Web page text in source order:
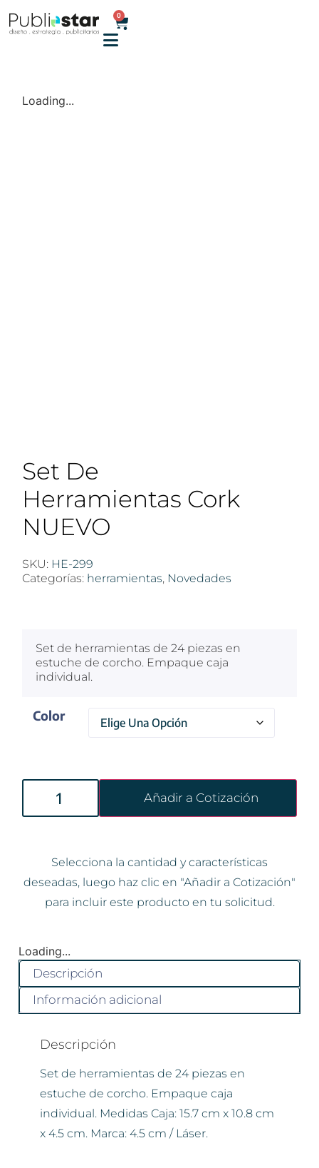
0
Loading...
Set De
Herramientas Cork
NUEVO
SKU: HE-299
Categorías: herramientas, Novedades
Set de herramientas de 24 piezas en
estuche de corcho. Empaque caja
individual.
Color
Añadir a Cotización
Selecciona la cantidad y características
deseadas, luego haz clic en "Añadir a Cotización"
para incluir este producto en tu solicitud.
Loading...
Descripción
Información adicional
Descripción
Set de herramientas de 24 piezas en
estuche de corcho. Empaque caja
individual. Medidas Caja: 15.7 cm x 10.8 cm
x 4.5 cm. Marca: 4.5 cm / Láser.